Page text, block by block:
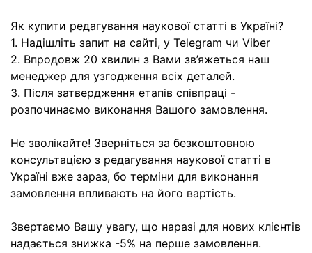
Як купити редагування наукової статті в Україні?
1. Надішліть запит на сайті, у Telegram чи Viber
2. Впродовж 20 хвилин з Вами зв’яжеться наш
менеджер для узгодження всіх деталей.
3. Після затвердження етапів співпраці -
розпочинаємо виконання Вашого замовлення.
Не зволікайте! Зверніться за безкоштовною
консультацією з редагування наукової статті в
Україні вже зараз, бо терміни для виконання
замовлення впливають на його вартість.
Звертаємо Вашу увагу, що наразі для нових клієнтів
надається знижка -5% на перше замовлення.